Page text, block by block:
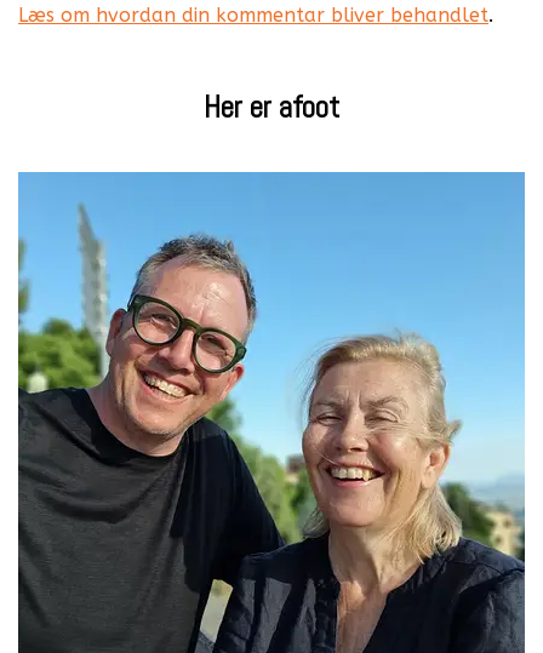
Læs om hvordan din kommentar bliver behandlet.
Her er afoot